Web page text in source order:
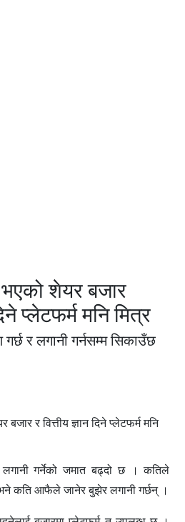
भएको शेयर बजार
प्लेटफर्म मनि मित्र
र लगानी गर्नसम्म सिकाउँछ
गर्नेको जमात बढ्दो छ । कतिले
कति आफैले जानेर बुझेर लगानी गर्छन् ।